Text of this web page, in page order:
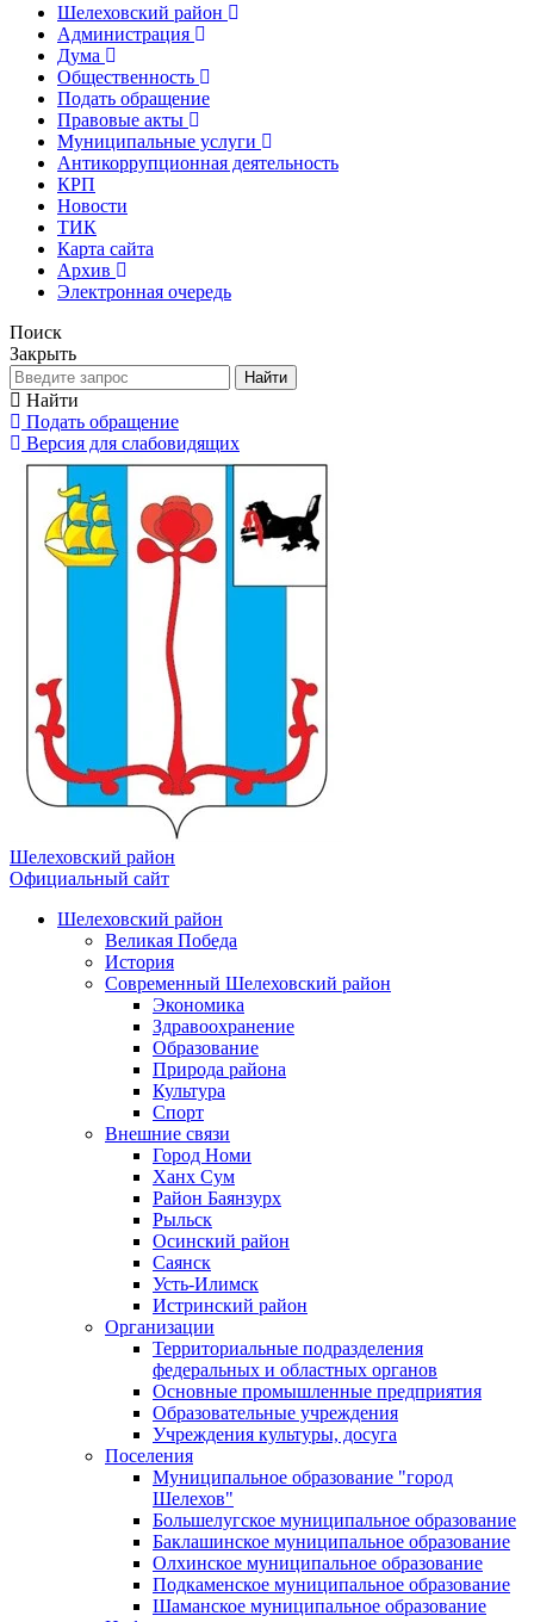
Шелеховский район
Администрация
Дума
Общественность
Подать обращение
Правовые акты
Муниципальные услуги
Антикоррупционная деятельность
КРП
Новости
ТИК
Карта сайта
Архив
Электронная очередь
Поиск
Закрыть
Найти
Найти
Подать обращение
Версия для слабовидящих
Шелеховский район
Официальный сайт
Шелеховский район
Великая Победа
История
Современный Шелеховский район
Экономика
Здравоохранение
Образование
Природа района
Культура
Спорт
Внешние связи
Город Номи
Ханх Сум
Район Баянзурх
Рыльск
Осинский район
Саянск
Усть-Илимск
Истринский район
Организации
Территориальные подразделения
федеральных и областных органов
Основные промышленные предприятия
Образовательные учреждения
Учреждения культуры, досуга
Поселения
Муниципальное образование "город
Шелехов"
Большелугское муниципальное образование
Баклашинское муниципальное образование
Олхинское муниципальное образование
Подкаменское муниципальное образование
Шаманское муниципальное образование